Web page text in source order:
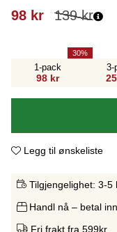
139kr
98 kr
1-pack
98 kr
30
3-
Legg til ønskeliste
Tilgjengelighet: 3-5
Handl nå – betal
Fri frakt fra 599kr